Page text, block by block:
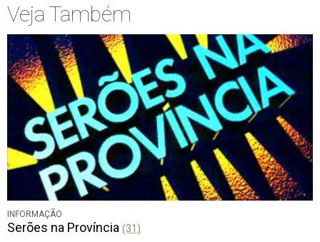
Veja Também
INFORMAÇÃO
Serões na Província (31)